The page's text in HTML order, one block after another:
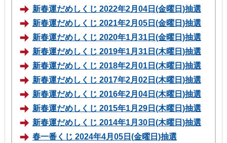
新春運だめしくじ 2022年2月04日(金曜日)抽選
新春運だめしくじ 2021年2月05日(金曜日)抽選
新春運だめしくじ 2020年1月31日(金曜日)抽選
新春運だめしくじ 2019年1月31日(木曜日)抽選
新春運だめしくじ 2018年2月01日(木曜日)抽選
新春運だめしくじ 2017年2月02日(木曜日)抽選
新春運だめしくじ 2016年2月04日(木曜日)抽選
新春運だめしくじ 2015年1月29日(木曜日)抽選
新春運だめしくじ 2014年1月30日(木曜日)抽選
春一番くじ 2024年4月05日(金曜日)抽選